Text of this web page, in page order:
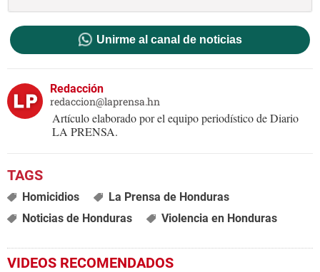
Unirme al canal de noticias
Redacción
redaccion@laprensa.hn
Artículo elaborado por el equipo periodístico de Diario
LA PRENSA.
Homicidios
La Prensa de Honduras
Noticias de Honduras
Violencia en Honduras
VIDEOS RECOMENDADOS